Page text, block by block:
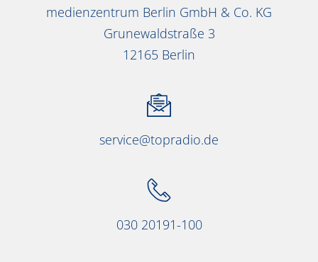
medienzentrum Berlin GmbH & Co. KG
Grunewaldstraße 3
12165 Berlin
service@topradio.de
030 20191-100